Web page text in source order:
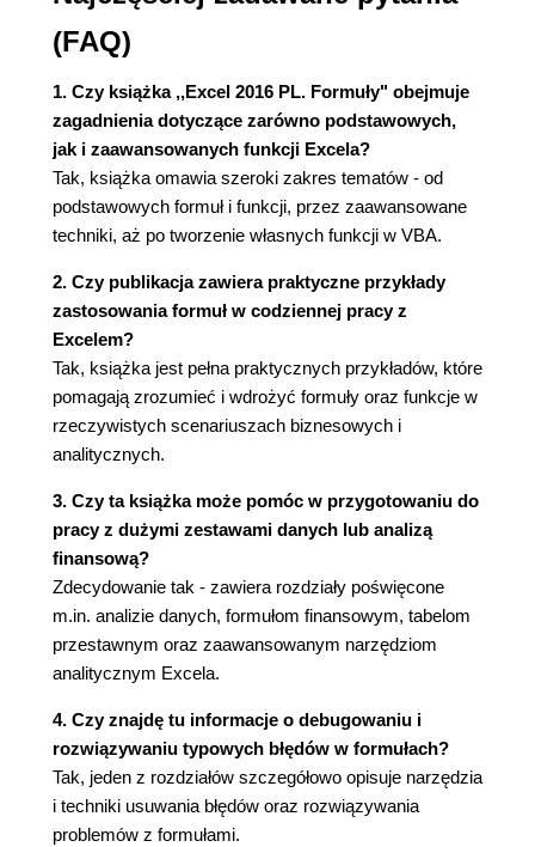
Konfigurowanie interfejsu użytkownika (39)
Dostosowywanie widoku na ekranie (40)
Formatowanie numeryczne (40)
Formatowanie stylistyczne (41)
Opcje ochrony (41)
Zabezpieczanie dostępu do całego
skoroszytu (42)
Ograniczanie dostępu do wybranych części
arkuszy (45)
Ochrona struktury skoroszytu (49)
Rozdział 2. Podstawowe informacje o formułach
(51)
Wprowadzanie i edycja formuł (52)
Wstawianie formuły (52)
Wklejanie nazw (54)
Spacje i złamania wiersza (55)
Ograniczenia formuł (55)
Przykłady formuł (56)
Edytowanie formuł (56)
Operatory używane w formułach (58)
Przykłady formuł z użyciem operatorów (58)
Pierwszeństwo operatorów (60)
Zagnieżdżanie nawiasów (61)
Obliczanie wartości formuł (63)
(FAQ)
1. Czy książka ,,Excel 2016 PL. Formuły" obejmuje
zagadnienia dotyczące zarówno podstawowych,
jak i zaawansowanych funkcji Excela?
Tak, książka omawia szeroki zakres tematów - od
podstawowych formuł i funkcji, przez zaawansowane
techniki, aż po tworzenie własnych funkcji w VBA.
2. Czy publikacja zawiera praktyczne przykłady
zastosowania formuł w codziennej pracy z
Excelem?
Tak, książka jest pełna praktycznych przykładów, które
pomagają zrozumieć i wdrożyć formuły oraz funkcje w
rzeczywistych scenariuszach biznesowych i
analitycznych.
3. Czy ta książka może pomóc w przygotowaniu do
pracy z dużymi zestawami danych lub analizą
finansową?
Zdecydowanie tak - zawiera rozdziały poświęcone
m.in. analizie danych, formułom finansowym, tabelom
przestawnym oraz zaawansowanym narzędziom
analitycznym Excela.
4. Czy znajdę tu informacje o debugowaniu i
rozwiązywaniu typowych błędów w formułach?
Tak, jeden z rozdziałów szczegółowo opisuje narzędzia
i techniki usuwania błędów oraz rozwiązywania
problemów z formułami.